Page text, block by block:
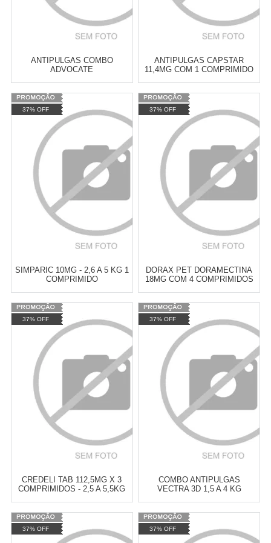
ANTIPULGAS COMBO
ADVOCATE
Varejo:
Atacado: R$ 2.550,90 (Apenas
Revendedor)
10 x
Cat:ANTIPULGAS E
CARRAPATOS
COMPRAR
ANTIPULGAS CAPSTAR
11,4MG COM 1 COMPRIMIDO
Varejo:
Atacado: R$ 2.550,90 (Apenas
Revendedor)
10
Cat:ANTIPULGAS E
CARRAPATOS
COMPRAR
37% OFF
SIMPARIC 10MG - 2,6 A 5 KG 1
COMPRIMIDO
Varejo:
Atacado: R$ 2.550,90 (Apenas
Revendedor)
10 x
Cat:ANTIPULGAS E
CARRAPATOS
COMPRAR
37% OFF
DORAX PET DORAMECTINA
18MG COM 4 COMPRIMIDOS
Varejo:
Atacado: R$ 2.550,90 (Apenas
Revendedor)
10
Cat:ANTIPULGAS E
CARRAPATOS
COMPRAR
37% OFF
CREDELI TAB 112,5MG X 3
COMPRIMIDOS - 2,5 A 5,5KG
Varejo:
Atacado: R$ 2.550,90 (Apenas
37% OFF
COMBO ANTIPULGAS
VECTRA 3D 1,5 A 4 KG
Varejo:
Atacado: R$ 2.550,90 (Apenas
37% OFF 37% OFF